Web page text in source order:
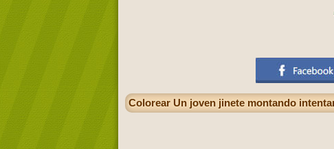
Colorear Un joven jinete montando